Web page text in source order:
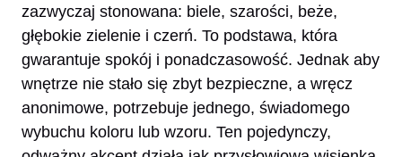
zazwyczaj stonowana: biele, szarości, beże,
głębokie zielenie i czerń. To podstawa, która
gwarantuje spokój i ponadczasowość. Jednak aby
wnętrze nie stało się zbyt bezpieczne, a wręcz
anonimowe, potrzebuje jednego, świadomego
wybuchu koloru lub wzoru. Ten pojedynczy,